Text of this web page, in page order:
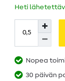
Heti
Nopea
30 päivän